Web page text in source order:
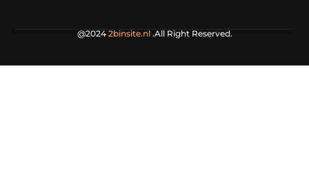
@20242binsite.nl.All Right Reserved.